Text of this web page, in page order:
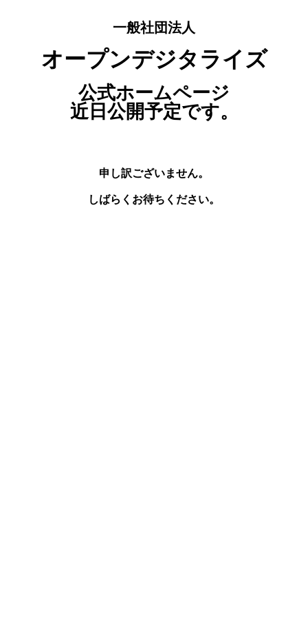
一般社団法人
オープンデジタライズ
公式ホームページ
近日公開予定です。
申し訳ございません。
しばらくお待ちください。